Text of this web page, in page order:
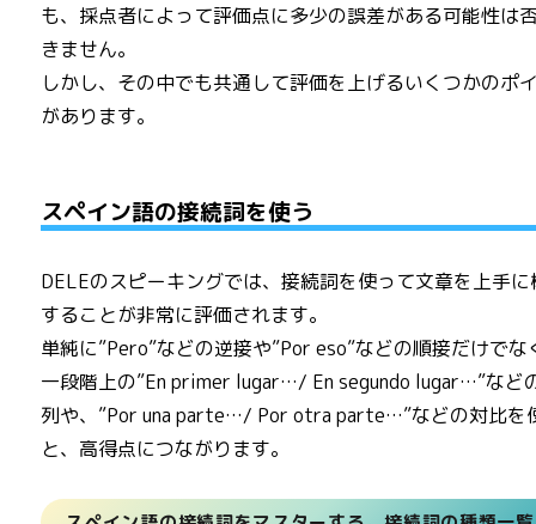
も、採点者によって評価点に多少の誤差がある可能性は
きません。
しかし、その中でも共通して評価を上げるいくつかのポ
があります。
スペイン語の接続詞を使う
DELEのスピーキングでは、接続詞を使って文章を上手に
することが非常に評価されます。
単純に”Pero”などの逆接や”Por eso”などの順接だけでな
一段階上の”En primer lugar…/ En segundo lugar…”など
列や、”Por una parte…/ Por otra parte…”などの対比を
と、高得点につながります。